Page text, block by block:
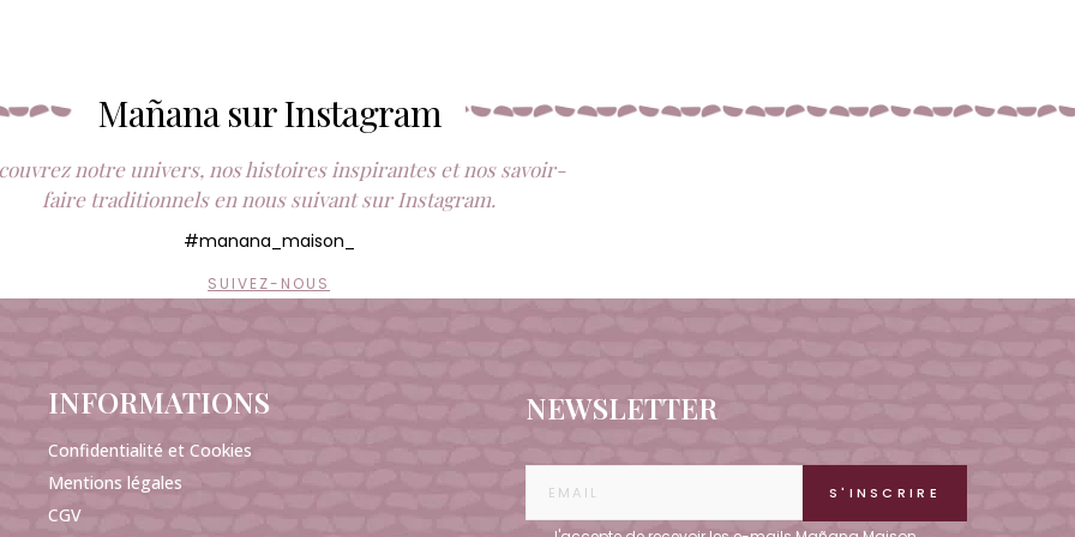
Mañana sur Instagram
notre univers, nos histoires inspirantes et nos savoir-
faire traditionnels en nous suivant sur Instagram.
#manana_maison_
SUIVEZ-NOUS
INFORMATIONS
Confidentialité et Cookies
Mentions légales
CGV
NEWSLETTER